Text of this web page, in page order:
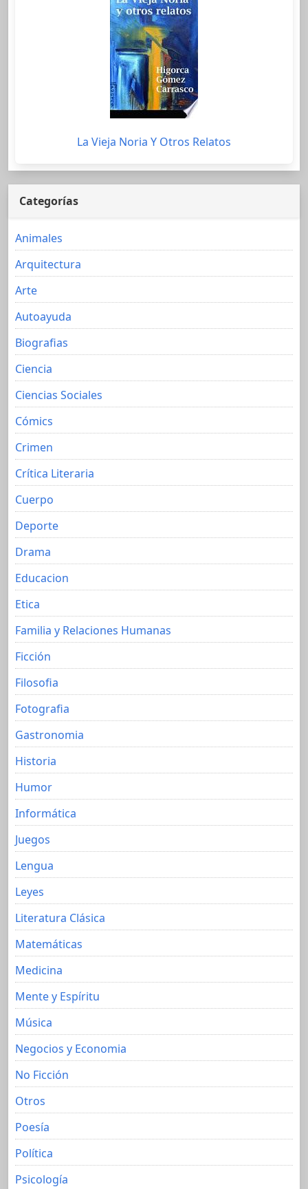
La Vieja Noria Y Otros Relatos
Categorías
Animales
Arquitectura
Arte
Autoayuda
Biografias
Ciencia
Ciencias Sociales
Cómics
Crimen
Crítica Literaria
Cuerpo
Deporte
Drama
Educacion
Etica
Familia y Relaciones Humanas
Ficción
Filosofia
Fotografia
Gastronomia
Historia
Humor
Informática
Juegos
Lengua
Leyes
Literatura Clásica
Matemáticas
Medicina
Mente y Espíritu
Música
Negocios y Economia
No Ficción
Otros
Poesía
Política
Psicología